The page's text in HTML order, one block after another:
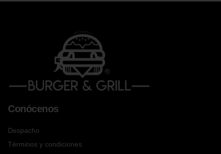
Conócenos
Despacho
Términos y condiciones